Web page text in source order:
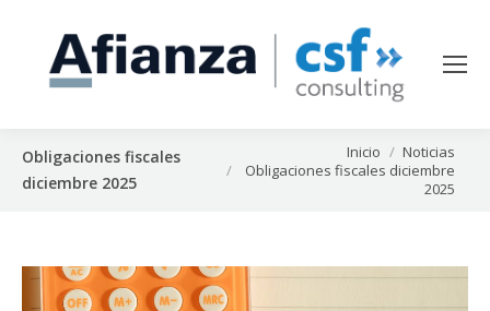
Obligaciones fiscales
diciembre 2025
Inicio
Noticias
Obligaciones fiscales diciembre
2025